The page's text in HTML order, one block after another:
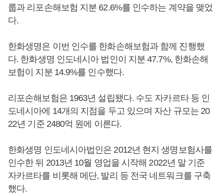
룹과 리포손해보험 지분 62.6%를 인수하는 계약을 맺었
다.
한화생명은 이번 인수를 한화손해보험과 함께 진행했
다. 한화생명 인도네시아 법인이 지분 47.7%, 한화손해
보험이 지분 14.9%를 인수했다.
리포손해보험은 1963년 설립됐다. 수도 자카르타 등 인
도네시아에 14개의 지점을 두고 있으며 자산 규모는 20
22년 기준 2480억 원에 이른다.
한화생명 인도네시아법인은 2012년 현지 생명보험사를
인수한 뒤 2013년 10월 영업을 시작해 2022년 말 기준
자카르타를 비롯해 메단, 발리 등 전국 네트워크를 구축
했다.